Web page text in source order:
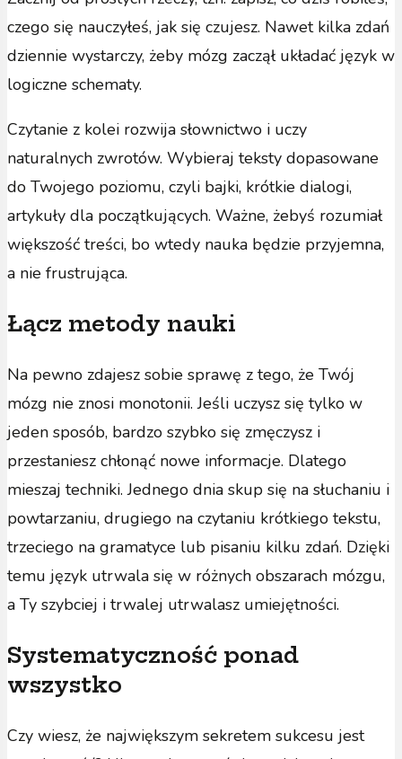
czego się nauczyłeś, jak się czujesz. Nawet kilka zdań
dziennie wystarczy, żeby mózg zaczął układać język w
logiczne schematy.
Czytanie z kolei rozwija słownictwo i uczy
naturalnych zwrotów. Wybieraj teksty dopasowane
do Twojego poziomu, czyli bajki, krótkie dialogi,
artykuły dla początkujących. Ważne, żebyś rozumiał
większość treści, bo wtedy nauka będzie przyjemna,
a nie frustrująca.
Łącz metody nauki
Na pewno zdajesz sobie sprawę z tego, że Twój
mózg nie znosi monotonii. Jeśli uczysz się tylko w
jeden sposób, bardzo szybko się zmęczysz i
przestaniesz chłonąć nowe informacje. Dlatego
mieszaj techniki. Jednego dnia skup się na słuchaniu i
powtarzaniu, drugiego na czytaniu krótkiego tekstu,
trzeciego na gramatyce lub pisaniu kilku zdań. Dzięki
temu język utrwala się w różnych obszarach mózgu,
a Ty szybciej i trwalej utrwalasz umiejętności.
Systematyczność ponad
wszystko
Czy wiesz, że największym sekretem sukcesu jest